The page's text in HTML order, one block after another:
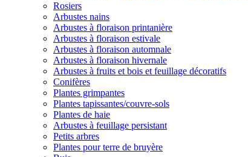
Rosiers
Arbustes nains
Arbustes à floraison printanière
Arbustes à floraison estivale
Arbustes à floraison automnale
Arbustes à floraison hivernale
Arbustes à fruits et bois et feuillage décoratifs
Conifères
Plantes grimpantes
Plantes tapissantes/couvre-sols
Plantes de haie
Arbustes à feuillage persistant
Petits arbres
Plantes pour terre de bruyère